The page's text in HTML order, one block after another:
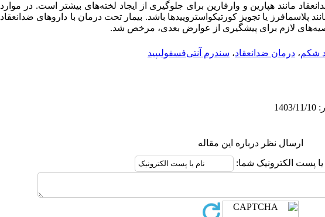
مانند هپارین و وارفارین برای جلوگیری از ایجاد لخته‌های بیشتر است. در موارد
پلاسمافرز یا تجویز کورتیکواستروییدها باشد. بیمار تحت درمان با داروهای ضدانعقاد
لازم برای پیشگیری از عوارض بعدی، مرخص شد.
شکم، درمان ضدانعقاد، سندرم آنتی‌فسفولیپید
ارسال نظر درباره این مقاله
یا پست الکترونیک شما: